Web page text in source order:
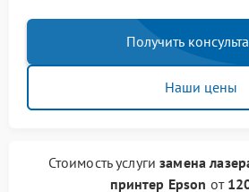
Получить
Наши цены
Стоимость услугизамена
принтер Epson от